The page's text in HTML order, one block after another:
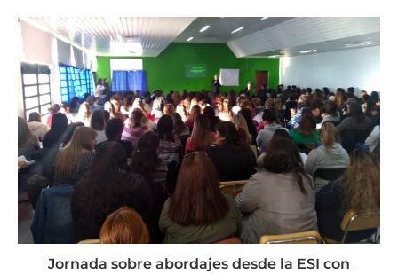
Jornada sobre abordajes desde la ESI con